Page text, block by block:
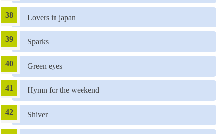
Lovers in japan
Sparks
Green eyes
Hymn for the weekend
Shiver